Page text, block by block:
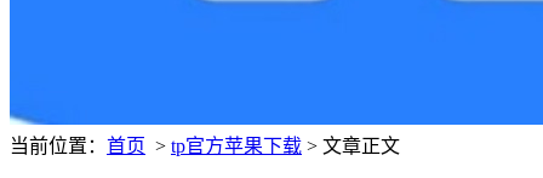
当前位置： 首页 > tp官方苹果下载 > 文章正文